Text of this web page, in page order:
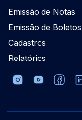
Emissão de Notas
Emissão de Boletos
Cadastros
Relatórios